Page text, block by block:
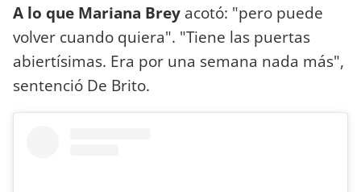
A lo que Mariana Brey acotó: "pero puede
volver cuando quiera". "Tiene las puertas
abiertísimas. Era por una semana nada más",
sentenció De Brito.